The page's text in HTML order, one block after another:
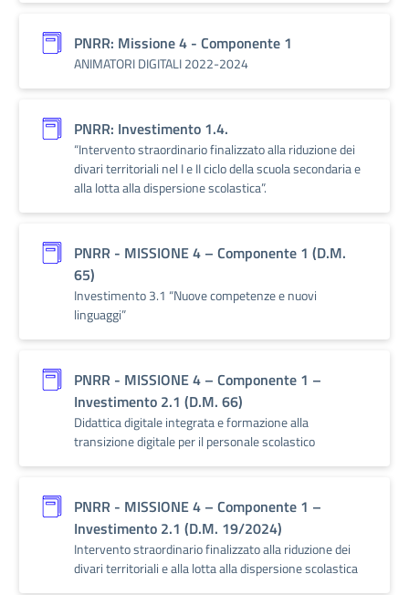
PNRR: Missione 4 - Componente 1
ANIMATORI DIGITALI 2022-2024
PNRR: Investimento 1.4.
“Intervento straordinario finalizzato alla riduzione dei
divari territoriali nel I e II ciclo della scuola secondaria e
alla lotta alla dispersione scolastica”.
PNRR - MISSIONE 4 – Componente 1 (D.M.
65)
Investimento 3.1 “Nuove competenze e nuovi
linguaggi”
PNRR - MISSIONE 4 – Componente 1 –
Investimento 2.1 (D.M. 66)
Didattica digitale integrata e formazione alla
transizione digitale per il personale scolastico
PNRR - MISSIONE 4 – Componente 1 –
Investimento 2.1 (D.M. 19/2024)
Intervento straordinario finalizzato alla riduzione dei
divari territoriali e alla lotta alla dispersione scolastica